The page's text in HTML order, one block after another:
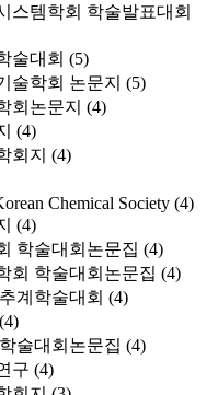
스템학회 학술발표대회
술대회 (5)
술학회 논문지 (5)
회논문지 (4)
(4)
회지 (4)
Chemical Society (4)
(4)
학술대회논문집 (4)
회 학술대회논문집 (4)
계학술대회 (4)
(4)
술대회논문집 (4)
구 (4)